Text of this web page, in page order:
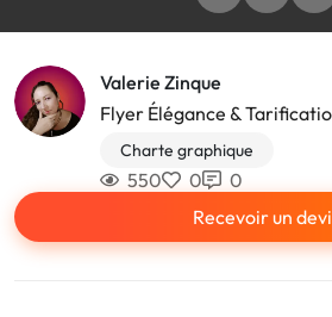
Valerie Zinque
Flyer Élégance &
Charte graphique
550 0
0
Recevoir un